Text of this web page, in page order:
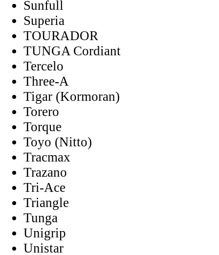
Sunfull
Superia
TOURADOR
TUNGA Cordiant
Tercelo
Three-A
Tigar (Kormoran)
Torero
Torque
Toyo (Nitto)
Tracmax
Trazano
Tri-Ace
Triangle
Tunga
Unigrip
Unistar